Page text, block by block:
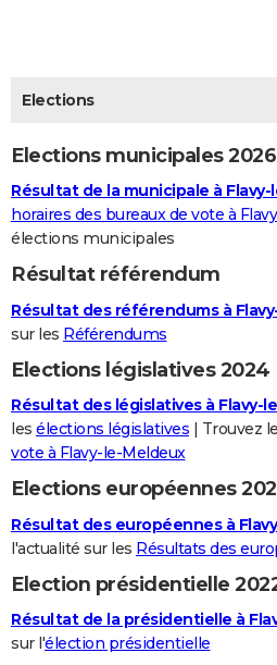
CARTE DE VOEUX
Carte de Noël
Carte Bonne année
Carte Saint-Valentin
Carte Pâques
Carte d'anniversaire
DICTIONNAIRE
Dictionnaire
Biographies
Citations
Expressions
Proverbes
PROGRAMME TV
S'inscrire
Se connecter
Lycées
Collèges
Primaires
Universités
Entreprises
Service militaire
Avis de recherche
AVIS DE DÉCÈS
FORUM
Bricolage
Lifestyle
Culture
Sport
Auto
Television
Voyage
Cinema
Elections
Elections municipales 2026
Résultat de la municipale à
horaires des bureaux de vote à
élections municipales
Résultat référendum
Résultat des référendums à
sur les Référendums
Elections législatives 2024
Résultat des législatives à Flavy-
les élections législatives | Trouvez
vote à Flavy-le-Meldeux
Elections européennes
Résultat des européennes à
l'actualité sur les Résultats des
Election présidentielle
Résultat de la présidentielle à
sur l'élection présidentielle